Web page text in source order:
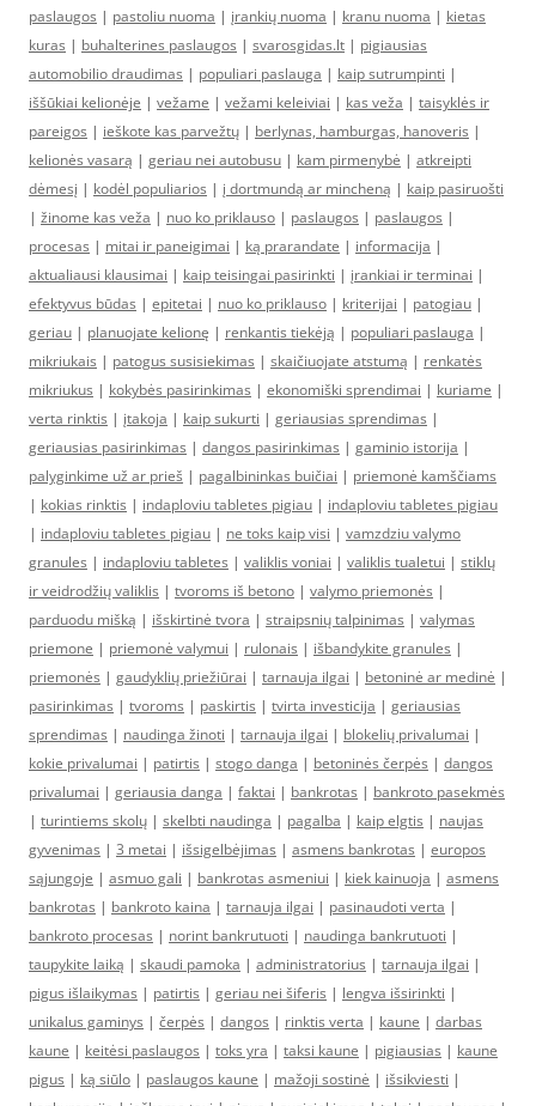
paslaugos | pastoliu nuoma | įrankių nuoma | kranu nuoma | kietas
kuras | buhalterines paslaugos | svarosgidas.lt | pigiausias
automobilio draudimas | populiari paslauga | kaip sutrumpinti |
iššūkiai kelionėje | vežame | vežami keleiviai | kas veža | taisyklės ir
pareigos | ieškote kas parvežtų | berlynas, hamburgas, hanoveris |
kelionės vasarą | geriau nei autobusu | kam pirmenybė | atkreipti
dėmesį | kodėl populiarios | į dortmundą ar mincheną | kaip pasiruošti
| žinome kas veža | nuo ko priklauso | paslaugos | paslaugos |
procesas | mitai ir paneigimai | ką prarandate | informacija |
aktualiausi klausimai | kaip teisingai pasirinkti | įrankiai ir terminai |
efektyvus būdas | epitetai | nuo ko priklauso | kriterijai | patogiau |
geriau | planuojate kelionę | renkantis tiekėją | populiari paslauga |
mikriukais | patogus susisiekimas | skaičiuojate atstumą | renkatės
mikriukus | kokybės pasirinkimas | ekonomiški sprendimai | kuriame |
verta rinktis | įtakoja | kaip sukurti | geriausias sprendimas |
geriausias pasirinkimas | dangos pasirinkimas | gaminio istorija |
palyginkime už ar prieš | pagalbininkas buičiai | priemonė kamščiams
| kokias rinktis | indaploviu tabletes pigiau | indaploviu tabletes pigiau
| indaploviu tabletes pigiau | ne toks kaip visi | vamzdziu valymo
granules | indaploviu tabletes | valiklis voniai | valiklis tualetui | stiklų
ir veidrodžių valiklis | tvoroms iš betono | valymo priemonės |
parduodu mišką | išskirtinė tvora | straipsnių talpinimas | valymas
priemone | priemonė valymui | rulonais | išbandykite granules |
priemonės | gaudyklių priežiūrai | tarnauja ilgai | betoninė ar medinė |
pasirinkimas | tvoroms | paskirtis | tvirta investicija | geriausias
sprendimas | naudinga žinoti | tarnauja ilgai | blokelių privalumai |
kokie privalumai | patirtis | stogo danga | betoninės čerpės | dangos
privalumai | geriausia danga | faktai | bankrotas | bankroto pasekmės
| turintiems skolų | skelbti naudinga | pagalba | kaip elgtis | naujas
gyvenimas | 3 metai | išsigelbėjimas | asmens bankrotas | europos
sąjungoje | asmuo gali | bankrotas asmeniui | kiek kainuoja | asmens
bankrotas | bankroto kaina | tarnauja ilgai | pasinaudoti verta |
bankroto procesas | norint bankrutuoti | naudinga bankrutuoti |
taupykite laiką | skaudi pamoka | administratorius | tarnauja ilgai |
pigus išlaikymas | patirtis | geriau nei šiferis | lengva išsirinkti |
unikalus gaminys | čerpės | dangos | rinktis verta | kaune | darbas
kaune | keitėsi paslaugos | toks yra | taksi kaune | pigiausias | kaune
pigus | ką siūlo | paslaugos kaune | mažoji sostinė | išsikviesti |